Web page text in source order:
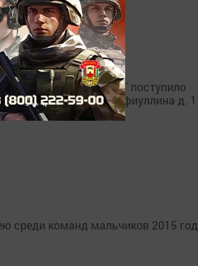
ГУ МЧС России по РТ поступило
с. Биектау, ул. Х.Сафиуллина д.
среди команд мальчиков 2015